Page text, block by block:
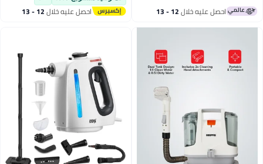
احصل عليه خلال 12 - 13 لمنظف الهواء المعلب
احصل عليه خلال 12 - 13